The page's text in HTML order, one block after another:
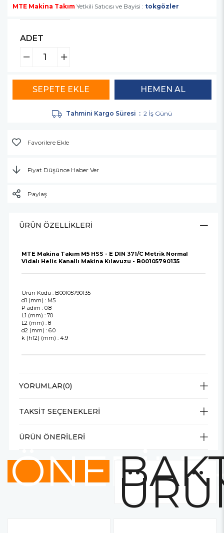
MTE Makina Takım Yetkili Satıcısı ve Bayisi : tokgözler
ADET
Tahmini Kargo Süresi : 2 İş Günü
Favorilere Ekle
Fiyat Düşünce Haber Ver
Paylaş
ÜRÜN ÖZELLIKLERI
MTE Makina Takım M5 HSS - E DIN 371/C Metrik Normal
Vidalı Helis Kanallı Makina Kılavuzu - B00105790135
Ürün Kodu : B00105790135
d1 (mm) : M5
P adım : 0.8
L1 (mm) : 70
L2 (mm) : 8
d2 (mm) : 6.0
k (h12) (mm) : 4.9
YORUMLAR(0)
TAKSIT SEÇENEKLERI
ÜRÜN ÖNERILERI